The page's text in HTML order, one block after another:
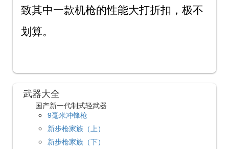
致其中一款机枪的性能大打折扣，极不
划算。
武器大全
国产新一代制式轻武器
9毫米冲锋枪
新步枪家族（上）
新步枪家族（下）